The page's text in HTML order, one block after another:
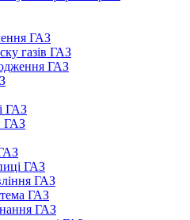
ГАЗ
газів ГАЗ
ГАЗ
ГАЗ
ГАЗ
ГАЗ
ГАЗ
ГАЗ
ГАЗ